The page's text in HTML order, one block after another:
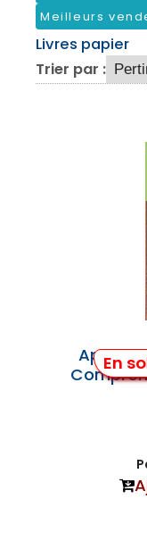
Meilleurs
Livres papier
Trier par :
En